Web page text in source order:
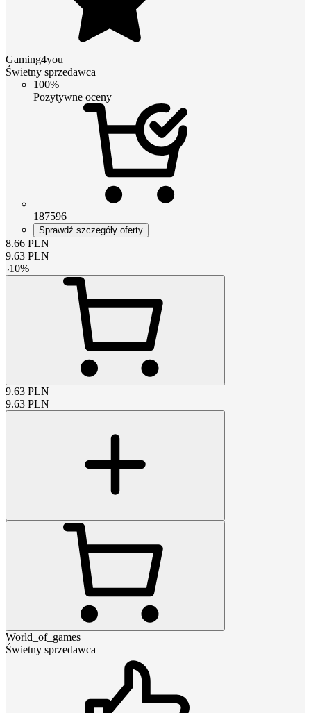
Gaming4you
Świetny sprzedawca
100%
Pozytywne oceny
187596
Sprawdź szczegóły oferty
8.66 PLN
9.63 PLN
-10%
9.63 PLN
9.63 PLN
World_of_games
Świetny sprzedawca